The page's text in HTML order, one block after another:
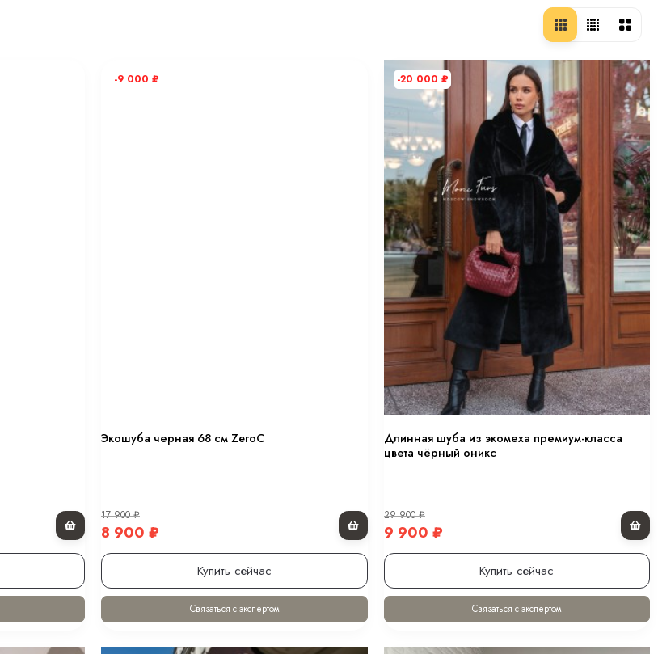
-9 000₽
Экошуба черная 68 см ZeroC
17 900₽
8 900₽
Купить сейчас
Связаться с экспертом
-20 000 ₽
Длинная шуба из экомеха премиум-класса
цвета чёрный оникс
29 900₽
9 900 ₽
Купить сейчас
Связаться с экспертом